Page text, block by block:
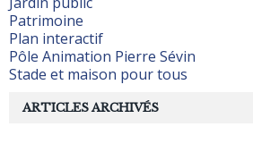
Patrimoine
Plan interactif
Pôle Animation Pierre Sévin
Stade et maison pour tous
ARTICLES ARCHIVÉS